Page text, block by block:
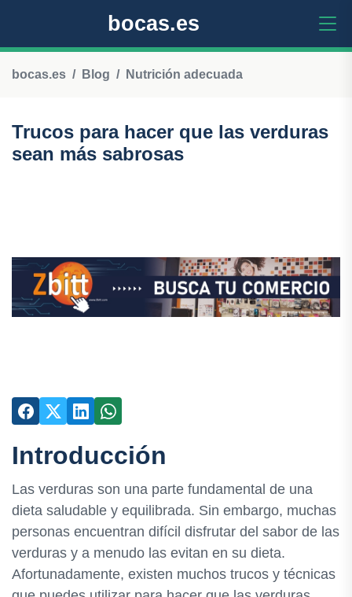
bocas.es
bocas.es Blog Nutrición adecuada
Trucos para hacer que las verduras
sean más sabrosas
Introducción
Las verduras son una parte fundamental de una
dieta saludable y equilibrada. Sin embargo, muchas
personas encuentran difícil disfrutar del sabor de las
verduras y a menudo las evitan en su dieta.
Afortunadamente, existen muchos trucos y técnicas